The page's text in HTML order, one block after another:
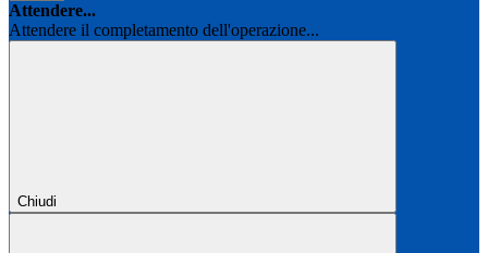
Attendere...
Attendere il completamento dell'operazione...
Chiudi